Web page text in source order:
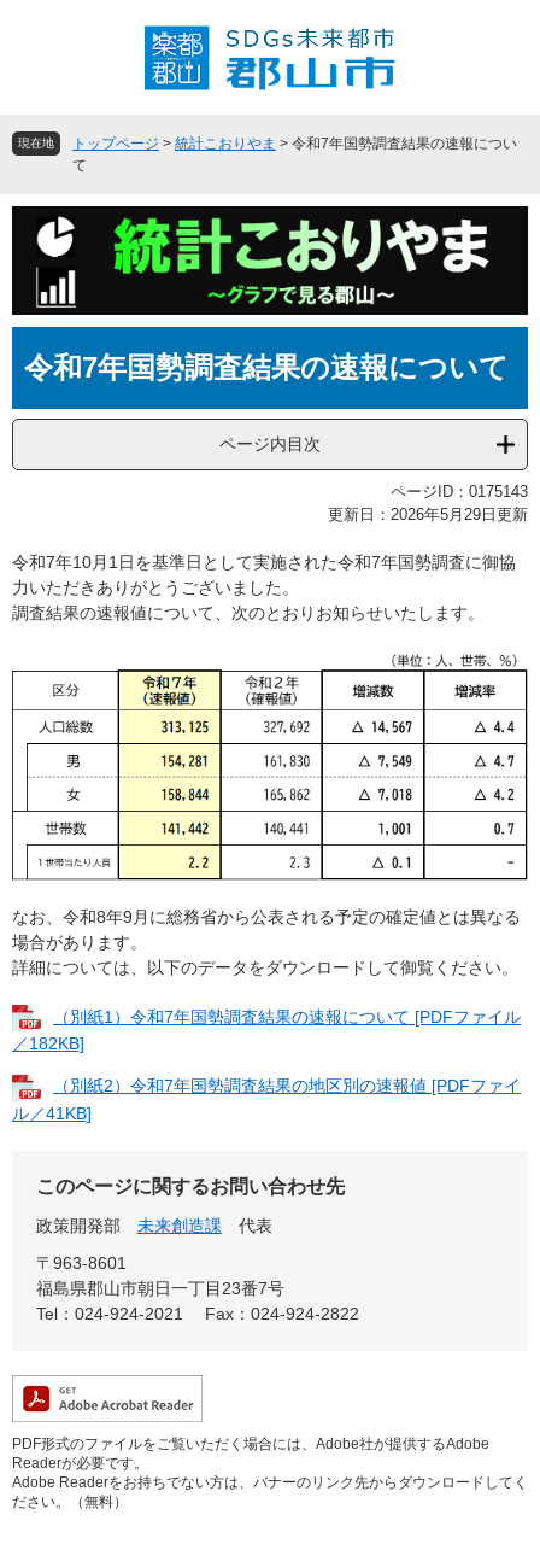
頭
飛現在地 トップページ > 統計こおりやま > 令和7年国勢調査結果の速報につい
て
文令和7年国勢調査結果の速報について
ページ内目次
ページID：0175143
更新日：2026年5月29日更新
令和7年10⽉1⽇を基準⽇として実施された令和7年国勢調査に御協
⼒いただきありがとうございました。
調査結果の速報値について、次のとおりお知らせいたします。
なお、令和8年9⽉に総務省から公表される予定の確定値とは異なる
場合があります。
詳細については、以下のデータをダウンロードして御覧ください。
（別紙1）令和7年国勢調査結果の速報について [PDFファイル
／182KB]
（別紙2）令和7年国勢調査結果の地区別の速報値 [PDFファイ
ル／41KB]
このページに関するお問い合わせ先
政策開発部 未来創造課
代表
〒963-8601
福島県郡山市朝日一丁目23番7号
Tel：024-924-2021
Fax：024-924-2822
PDF形式のファイルをご覧いただく場合には、Adobe社が提供するAdobe
Readerが必要です。
Adobe Readerをお持ちでない方は、バナーのリンク先からダウンロードしてく
ださい。（無料）